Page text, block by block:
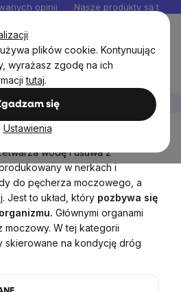
plików cookie. Kontynuując
wyrażasz zgodę na ich
tutaj.
się
Ustawienia
opinii Nasze produkty są
(organy) Drogi moczowe
wodę i usuwa z
w nerkach i
do pęcherza moczowego, a
Jest to układ, który pozbywa się
Głównymi organami
moczowy. W tej kategorii
skierowane na kondycję dróg